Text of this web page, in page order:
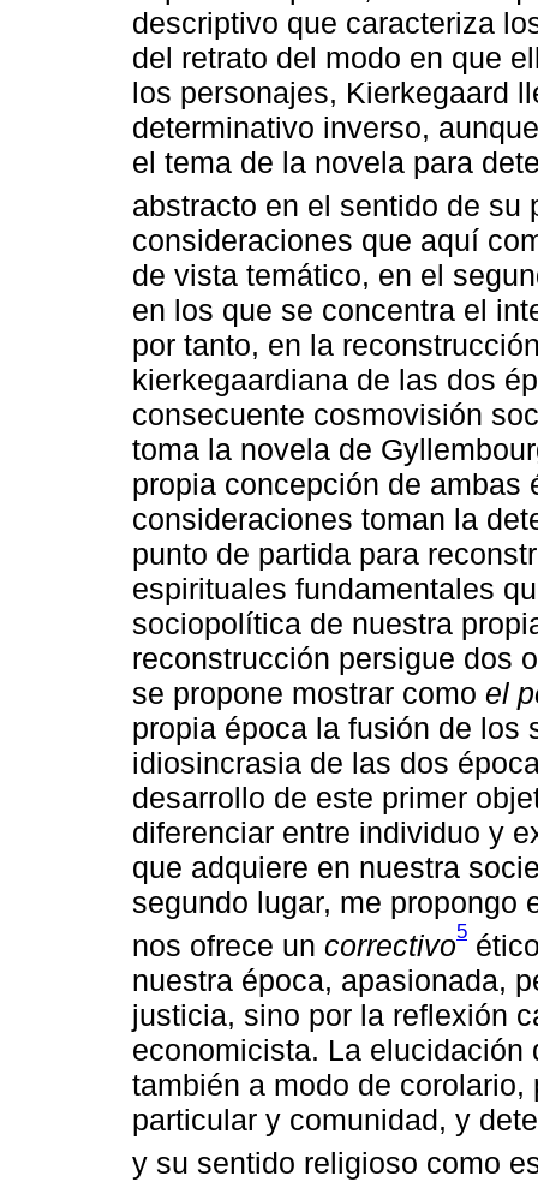
descriptivo que caracteriza
del retrato del modo en que
los personajes, Kierkegaard
determinativo inverso,
el tema de la novela para
abstracto en el sentido de su
consideraciones que aquí
de vista temático, en el
en los que se concentra el
por tanto, en la
kierkegaardiana de las dos
consecuente cosmovisión
toma la novela de
propia concepción de ambas
consideraciones toman la
punto de partida para
espirituales fundamentales
sociopolítica de nuestra
reconstrucción persigue dos
se propone mostrar como el
propia época la fusión de los
idiosincrasia de las dos
desarrollo de este primer
diferenciar entre individuo y
que adquiere en nuestra
segundo lugar, me propongo
nos ofrece un correctivo5
nuestra época, apasionada,
justicia, sino por la reflexión
economicista. La
también a modo de
particular y comunidad, y
y su sentido religioso como